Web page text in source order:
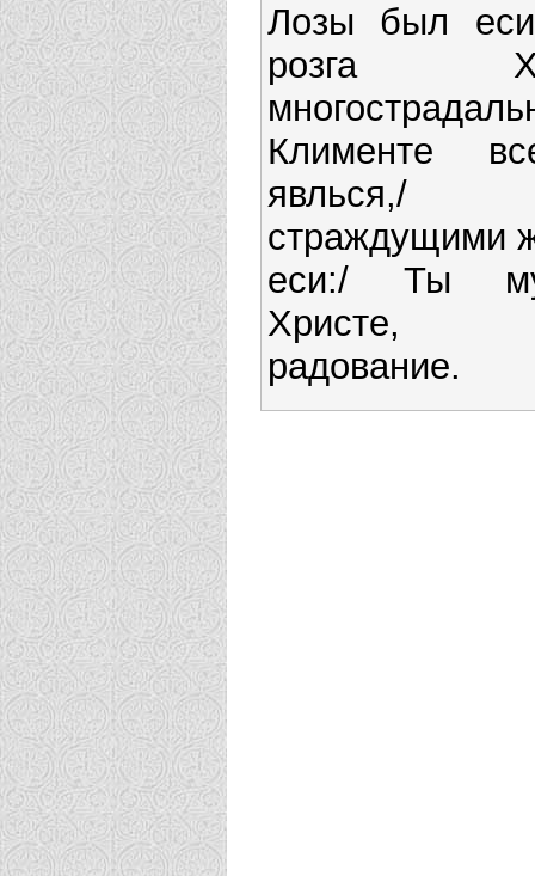
Лозы был еси
розга
Клименте
страждущими
еси:/ Ты
Христе,
радование.